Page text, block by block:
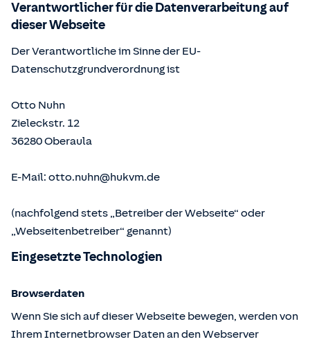
Verantwortlicher für die Datenverarbeitung auf
dieser Webseite
Der Verantwortliche im Sinne der EU-
Datenschutzgrundverordnung ist
Otto Nuhn
Zieleckstr. 12
36280Oberaula
E-Mail: otto.nuhn@hukvm.de
(nachfolgend stets „Betreiber der Webseite“ oder
„Webseitenbetreiber“ genannt)
Eingesetzte Technologien
Browserdaten
Wenn Sie sich auf dieser Webseite bewegen, werden von
Ihrem Internetbrowser Daten an den Webserver